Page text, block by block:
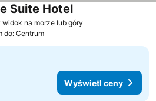
na morze lub góry
Suite Hotel
do: Centrum
Wyświetl ceny